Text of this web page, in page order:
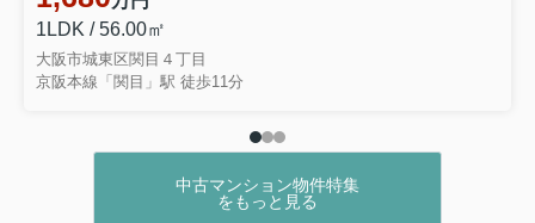
1LDK / 56.00㎡
大阪市城東区関目４丁目
京阪本線「関目」駅 徒歩11分
中古マンション物件特集
をもっと見る